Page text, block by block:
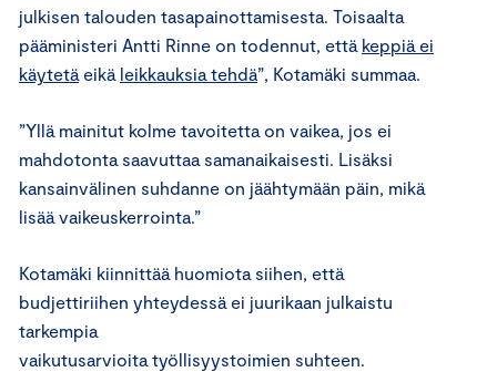
julkisen talouden tasapainottamisesta. Toisaalta
pääministeri Antti Rinne on todennut, että keppiä ei
käytetä eikä leikkauksia tehdä”, Kotamäki summaa.
”Yllä mainitut kolme tavoitetta on vaikea, jos ei
mahdotonta saavuttaa samanaikaisesti. Lisäksi
kansainvälinen suhdanne on jäähtymään päin, mikä
lisää vaikeuskerrointa.”
Kotamäki kiinnittää huomiota siihen, että
budjettiriihen yhteydessä ei juurikaan julkaistu
tarkempia
vaikutusarvioita työllisyystoimien suhteen.